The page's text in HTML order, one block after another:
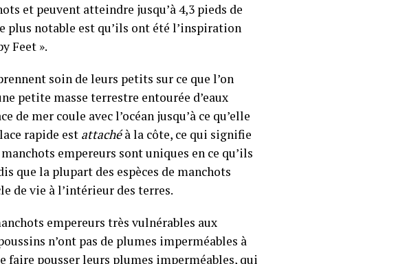
et peuvent atteindre jusqu’à 4,3 pieds de
notable est qu’ils ont été l’inspiration
Feet ».
soin de leurs petits sur ce que l’on
petite masse terrestre entourée d’eaux
de mer coule avec l’océan jusqu’à ce qu’elle
rapide est attachéà la côte, ce qui signifie
empereurs sont uniques en ce qu’ils
que la plupart des espèces de manchots
de vie à l’intérieur des terres.
empereurs très vulnérables aux
n’ont pas de plumes imperméables à
faire pousser leurs plumes imperméables, qui